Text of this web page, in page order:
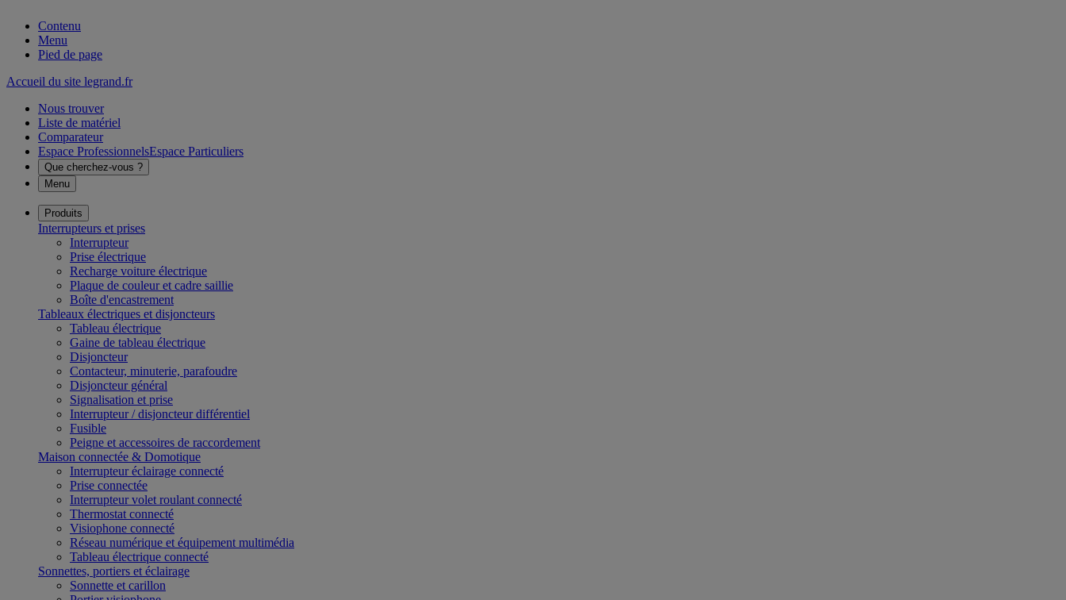
Contenu
Menu
Pied de page
Accueil du site legrand.fr
Nous trouver
Liste de matériel
Comparateur
Espace ProfessionnelsEspace Particuliers
Que cherchez-vous ?
Menu
Produits
Interrupteurs et prises
Interrupteur
Prise électrique
Recharge voiture électrique
Plaque de couleur et cadre saillie
Boîte d'encastrement
Tableaux électriques et disjoncteurs
Tableau électrique
Gaine de tableau électrique
Disjoncteur
Contacteur, minuterie, parafoudre
Disjoncteur général
Signalisation et prise
Interrupteur / disjoncteur différentiel
Fusible
Peigne et accessoires de raccordement
Maison connectée & Domotique
Interrupteur éclairage connecté
Prise connectée
Interrupteur volet roulant connecté
Thermostat connecté
Visiophone connecté
Réseau numérique et équipement multimédia
Tableau électrique connecté
Sonnettes, portiers et éclairage
Sonnette et carillon